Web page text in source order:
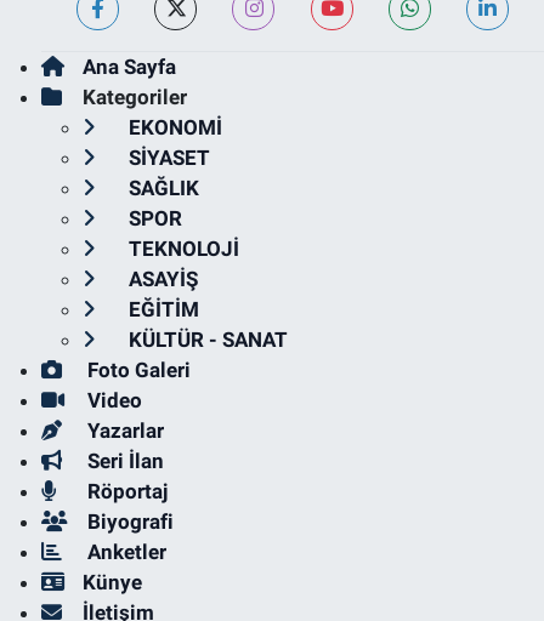
Ana Sayfa
Kategoriler
EKONOMİ
SİYASET
SAĞLIK
SPOR
TEKNOLOJİ
ASAYİŞ
EĞİTİM
KÜLTÜR - SANAT
Foto Galeri
Video
Yazarlar
Seri İlan
Röportaj
Biyografi
Anketler
Künye
İletişim